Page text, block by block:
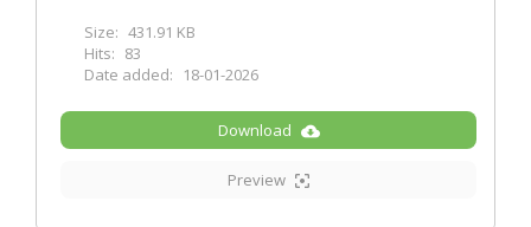
Size: 431.91 KB
Hits: 83
Date added:
18-01-2026
Download
Preview